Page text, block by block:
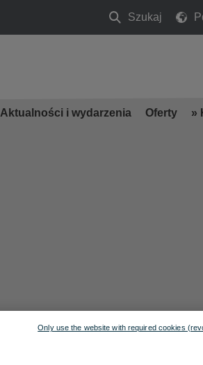
Szukaj
Szukaj
Aktualności i wydarzenia Oferty »
Only use the website with required cookies